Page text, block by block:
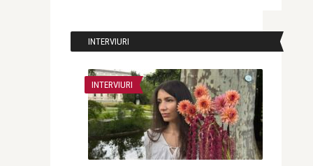
INTERVIURI
INTERVIURI